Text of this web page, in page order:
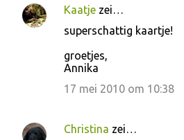
Kaatje zei…
superschattig kaartje!
groetjes,
Annika
17 mei 2010 om 10:38
Christina zei…